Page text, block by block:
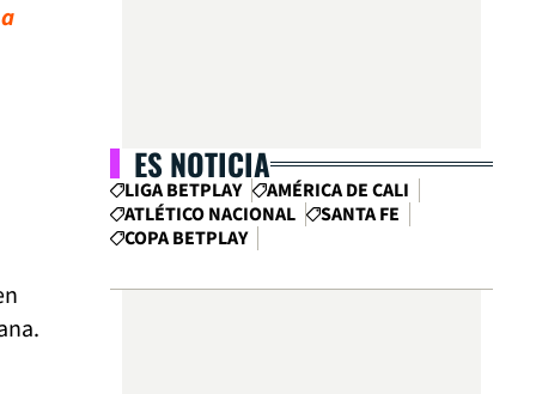
ES NOTICIA
LIGA BETPLAY
AMÉRICA DE CALI
ATLÉTICO NACIONAL
SANTA FE
COPA BETPLAY